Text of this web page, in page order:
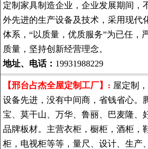
定制家具制造企业，企业发展期间，
外先进的生产设备及技术，采用现代
体系，“以质量，优质服务”为已任，
质量，坚持创新经营理念。
地址、电话： 19931988229
【邢台占杰全屋定制工厂】: 屋定制
设备先进，没有中间商，省钱省心。
宝、莫干山、万华、鲁丽、巴麦隆、
品牌板材。主营衣柜，橱柜，酒柜，
柜，电视柜等等，量尺、设计、生产